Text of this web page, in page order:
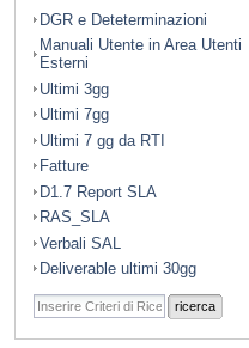
DGR e Deteterminazioni
Manuali Utente in Area Utenti
Esterni
Ultimi 3gg
Ultimi 7gg
Ultimi 7 gg da RTI
Fatture
D1.7 Report SLA
RAS_SLA
Verbali SAL
Deliverable ultimi 30gg
ricerca